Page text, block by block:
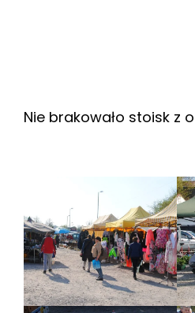
Nie brakowało stoisk z